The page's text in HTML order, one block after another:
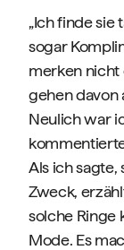
„Ich finde sie
sogar
merken nicht
gehen davon
Neulich war
Als ich sagte,
Zweck,
solche Ringe
Mode. Es